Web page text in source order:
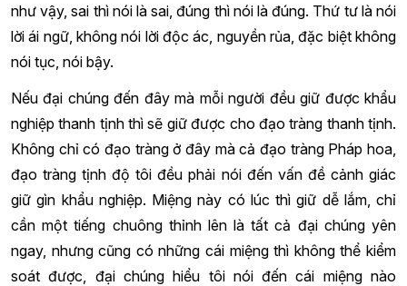
như vậy, sai thì nói là sai, đúng thì nói là đúng. Thứ tư là nói
lời ái ngữ, không nói lời độc ác, nguyền rủa, đặc biệt không
nói tục, nói bậy.
Nếu đại chúng đến đây mà mỗi người đều giữ được khẩu
nghiệp thanh tịnh thì sẽ giữ được cho đạo tràng thanh tịnh.
Không chỉ có đạo tràng ở đây mà cả đạo tràng Pháp hoa,
đạo tràng tịnh độ tôi đều phải nói đến vấn đề cảnh giác
giữ gìn khẩu nghiệp. Miệng này có lúc thì giữ dễ lắm, chỉ
cần một tiếng chuông thỉnh lên là tất cả đại chúng yên
ngay, nhưng cũng có những cái miệng thì không thể kiểm
soát được, đại chúng hiểu tôi nói đến cái miệng nào